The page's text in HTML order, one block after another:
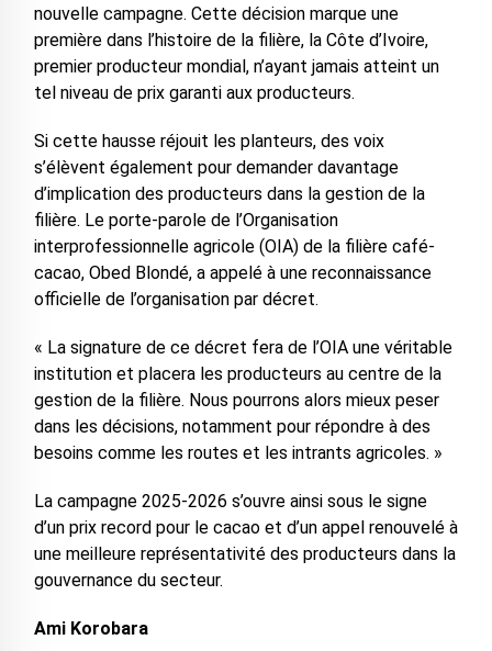
nouvelle campagne. Cette décision marque une
première dans l’histoire de la filière, la Côte d’Ivoire,
premier producteur mondial, n’ayant jamais atteint un
tel niveau de prix garanti aux producteurs.
Si cette hausse réjouit les planteurs, des voix
s’élèvent également pour demander davantage
d’implication des producteurs dans la gestion de la
filière. Le porte-parole de l’Organisation
interprofessionnelle agricole (OIA) de la filière café-
cacao, Obed Blondé, a appelé à une reconnaissance
officielle de l’organisation par décret.
« La signature de ce décret fera de l’OIA une véritable
institution et placera les producteurs au centre de la
gestion de la filière. Nous pourrons alors mieux peser
dans les décisions, notamment pour répondre à des
besoins comme les routes et les intrants agricoles. »
La campagne 2025-2026 s’ouvre ainsi sous le signe
d’un prix record pour le cacao et d’un appel renouvelé à
une meilleure représentativité des producteurs dans la
gouvernance du secteur.
Ami Korobara